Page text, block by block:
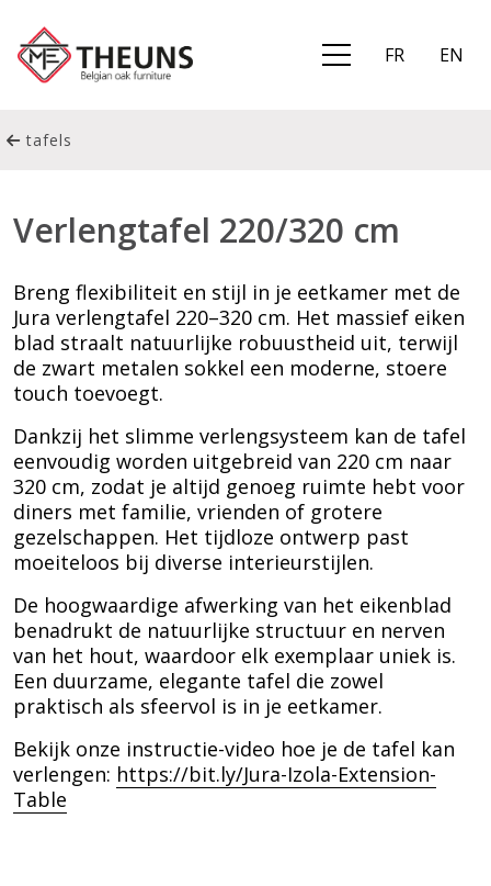
FR EN
tafels
Verlengtafel 220/320 cm
Breng flexibiliteit en stijl in je eetkamer met de
Jura verlengtafel 220–320 cm. Het massief eiken
blad straalt natuurlijke robuustheid uit, terwijl
de zwart metalen sokkel een moderne, stoere
touch toevoegt.
Dankzij het slimme verlengsysteem kan de tafel
eenvoudig worden uitgebreid van 220 cm naar
320 cm, zodat je altijd genoeg ruimte hebt voor
diners met familie, vrienden of grotere
gezelschappen. Het tijdloze ontwerp past
moeiteloos bij diverse interieurstijlen.
De hoogwaardige afwerking van het eikenblad
benadrukt de natuurlijke structuur en nerven
van het hout, waardoor elk exemplaar uniek is.
Een duurzame, elegante tafel die zowel
praktisch als sfeervol is in je eetkamer.
Bekijk onze instructie-video hoe je de tafel kan
verlengen: https://bit.ly/Jura-Izola-Extension-
Table